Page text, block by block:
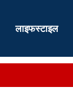
लाइफस्टाइल